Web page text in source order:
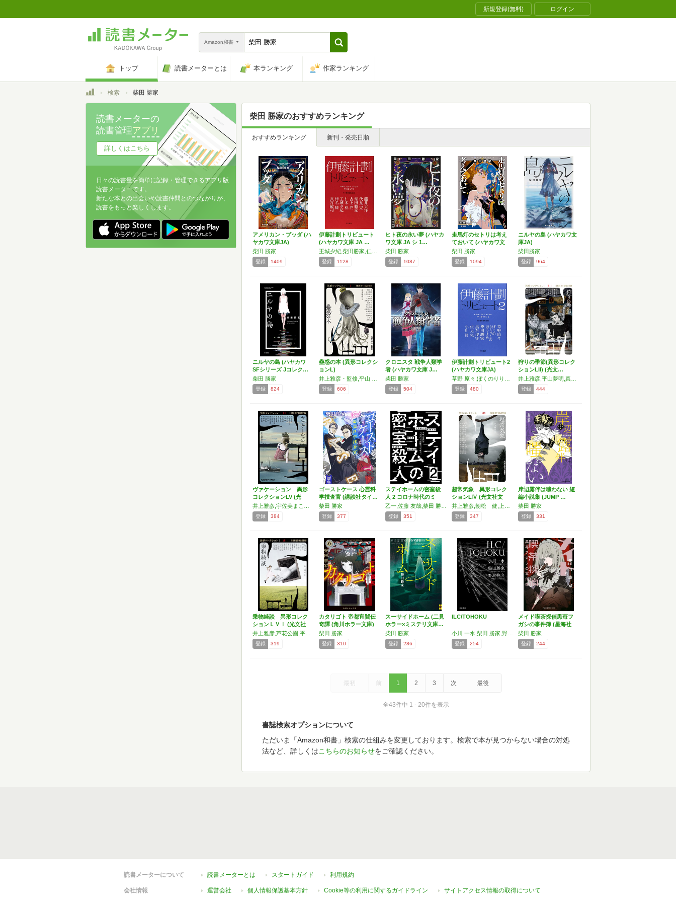
新規登録(無料) ログイン
Amazon和書
トップ 読書メーターとは 本ランキング 作家ランキング
トップ検索 柴田 勝家
柴田 勝家のおすすめランキング
おすすめランキング 新刊・発売日順
アメリカン・ブッダ (ハ
ヤカワ文庫JA)
柴田 勝家
登録 1409
伊藤計劃トリビュート
(ハヤカワ文庫 JA …
登録 1128
ヒト夜の永い夢 (ハヤカ
ワ文庫 JA シ 1…
柴田 勝家
登録 1087
走馬灯のセトリは考え
ておいて (ハヤカワ文
庫…
柴田 勝家
登録 1094
ニルヤの島 (ハヤカワ文
庫JA)
柴田勝家
登録 964
ニルヤの島 (ハヤカワ
SFシリーズ Jコレク…
柴田 勝家
登録 824
蠱惑の本 (異形コレクシ
ョンL)
登録 606
クロニスタ 戦争人類学
者 (ハヤカワ文庫 J…
柴田 勝家
登録 504
伊藤計劃トリビュート2
(ハヤカワ文庫JA)
登録 480
狩りの季節(異形コレク
ションLII) (光文…
登録 444
ヴァケーション 異形
コレクションLV (光
文…
登録 384
ゴーストケース 心霊科
学捜査官 (講談社タイ…
柴田 勝家
登録 377
ステイホームの密室殺
人 2 コロナ時代のミ
ス…
登録 351
超常気象 異形コレク
ションLⅣ (光文社文
庫…
登録 347
岸辺露伴は嗤わない 短
編小説集 (JUMP …
柴田 勝家
登録 331
乗物綺談 異形コレク
ションＬＶＩ (光文社
文…
登録 319
カタリゴト 帝都宵闇伝
奇譚 (角川ホラー文庫)
柴田 勝家
登録 310
スーサイドホーム (二見
ホラー×ミステリ文庫…
柴田 勝家
登録 286
ILC/TOHOKU
登録 254
メイド喫茶探偵黒苺フ
ガシの事件簿 (星海社
F…
柴田 勝家
登録 244
最初 前 1 2 3 次 最後
全43件中 1 - 20件を表示
書誌検索オプションについて
ただいま「Amazon和書」検索の仕組みを変更しております。検索で本が見つからない場合の対処
法など、詳しくはこちらのお知らせをご確認ください。
読書メーターの
読書管理アプリ
詳しくはこちら
日々の読書量を簡単に記録・管理できるアプリ版
読書メーターです。
新たな本との出会いや読書仲間とのつながりが、
読書をもっと楽しくします。
読書メーターについて 読書メーターとは スタートガイド 利用規約
会社情報 運営会社 個人情報保護基本方針 Cookie等の利用に関するガイドライン サイトアクセス情報の取得について